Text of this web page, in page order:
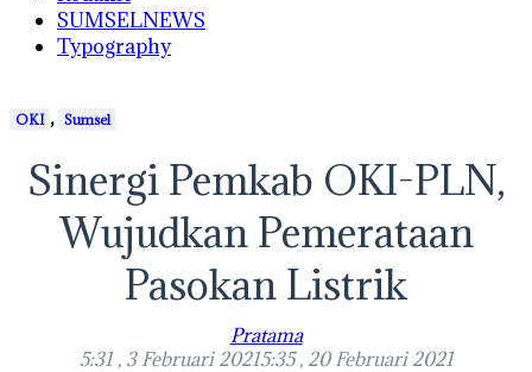
SUMSELNEWS
Typography
OKI , Sumsel
Sinergi Pemkab OKI-PLN,
Wujudkan Pemerataan
Pasokan Listrik
Pratama
5:31 , 3 Februari 20215:35 , 20 Februari 2021